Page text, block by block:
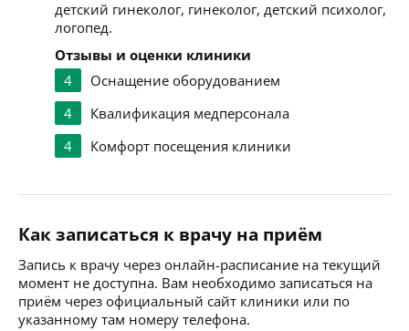
детский гинеколог, гинеколог, детский психолог,
логопед.
Отзывы и оценки клиники
4
Оснащение оборудованием
4
Квалификация медперсонала
4
Комфорт посещения клиники
Как записаться к врачу на приём
Запись к врачу через онлайн-расписание на текущий
момент не доступна. Вам необходимо записаться на
приём через официальный сайт клиники или по
указанному там номеру телефона.